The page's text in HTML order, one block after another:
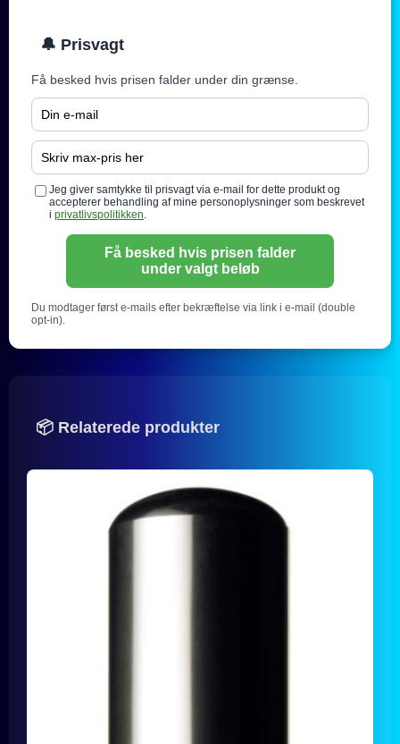
🔔 Prisvagt
Få besked hvis prisen falder under din grænse.
Jeg giver samtykke til prisvagt via e-mail for dette produkt og
accepterer behandling af mine personoplysninger som beskrevet
i privatlivspolitikken.
Få besked hvis prisen falder
under valgt beløb
Du modtager først e-mails efter bekræftelse via link i e-mail (double
opt-in).
📦 Relaterede produkter